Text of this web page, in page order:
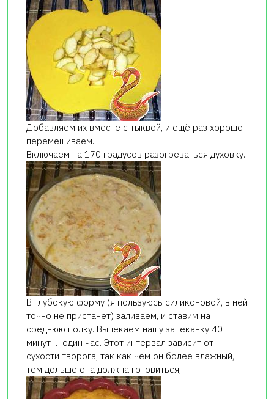
Добавляем их вместе с тыквой, и ещё раз хорошо
перемешиваем.
Включаем на 170 градусов разогреваться духовку.
В глубокую форму (я пользуюсь силиконовой, в ней
точно не пристанет) заливаем, и ставим на
среднюю полку. Выпекаем нашу запеканку 40
минут … один час. Этот интервал зависит от
сухости творога, так как чем он более влажный,
тем дольше она должна готовиться,